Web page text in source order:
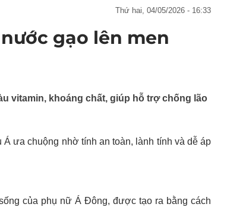
thứ hai, 04/05/2026 - 16:33
gạo lên men
vitamin, khoáng chất, giúp hỗ trợ chống lão
ưa chuộng nhờ tính an toàn, lành tính và dễ áp
của phụ nữ Á Đông, được tạo ra bằng cách